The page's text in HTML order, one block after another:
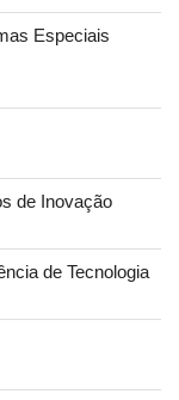
Especiais
de Inovação
de Tecnologia